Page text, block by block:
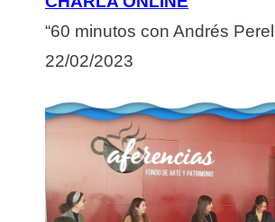
“60 minutos con Andrés
22/02/2023